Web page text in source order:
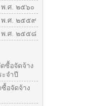
.ศ. ๒๕๖๐
พ.ศ. ๒๕๕๙
พ.ศ. ๒๕๕๘
ซื้อจัดจ้าง
จำปี
อจัดจ้าง